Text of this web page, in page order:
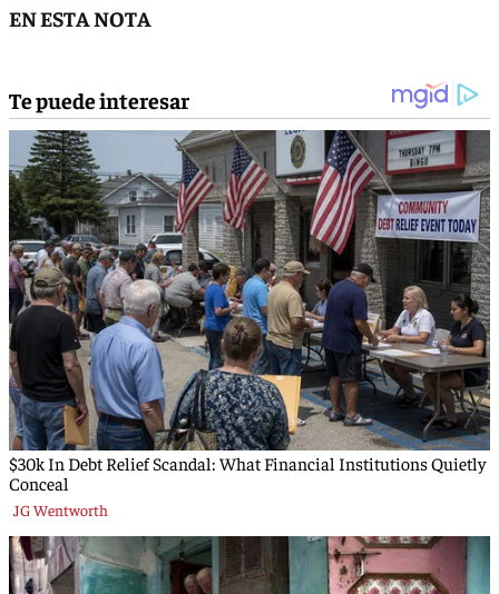
EN ESTA NOTA